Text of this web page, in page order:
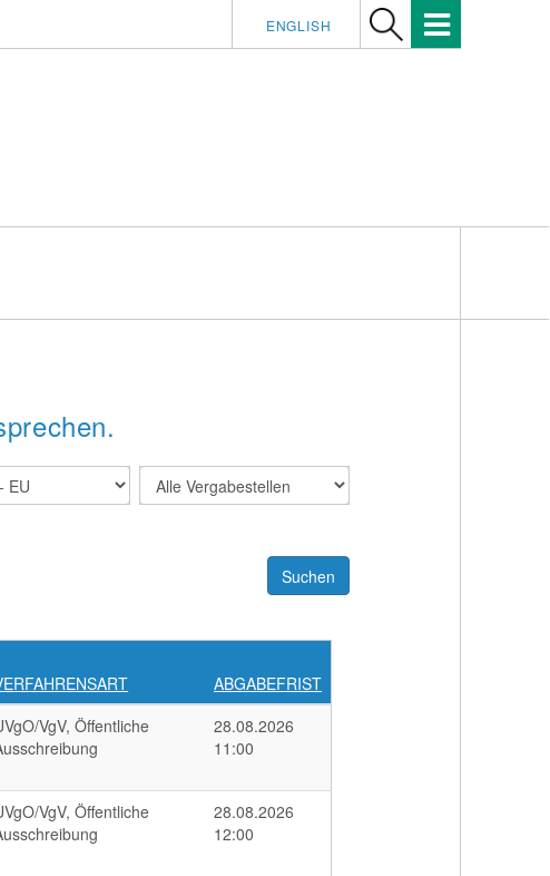
ENGLISH
ABGABEFRIST
VgV, Öffentliche
28.08.2026
11:00
VgV, Öffentliche
28.08.2026
12:00